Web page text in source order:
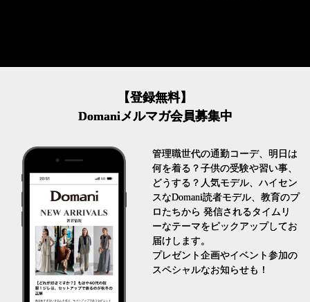
【登録無料】
Domaniメルマガ会員募集中
管理職世代の通勤コーデ、明日は
何を着る？子供の受験や習い事、
どうする？人気モデル、ハイセン
スなDomani読者モデル、教育のプ
ロたちから 発信されるタイムリ
ーなテーマをピックアップしてお
届けします。
プレゼント企画やイベント参加の
スペシャルなお知らせも！